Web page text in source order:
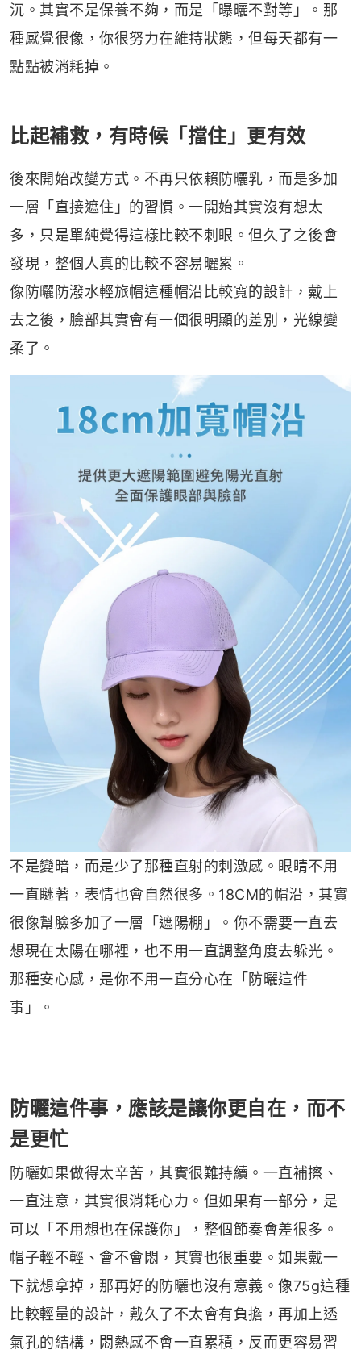
沉。其實不是保養不夠，而是「曝曬不對等」。那
種感覺很像，你很努力在維持狀態，但每天都有一
點點被消耗掉。
比起補救，有時候「擋住」更有效
後來開始改變方式。不再只依賴防曬乳，而是多加
一層「直接遮住」的習慣。一開始其實沒有想太
多，只是單純覺得這樣比較不刺眼。但久了之後會
發現，整個人真的比較不容易曬累。
像防曬防潑水輕旅帽這種帽沿比較寬的設計，戴上
去之後，臉部其實會有一個很明顯的差別，光線變
柔了。
不是變暗，而是少了那種直射的刺激感。眼睛不用
一直瞇著，表情也會自然很多。18CM的帽沿，其實
很像幫臉多加了一層「遮陽棚」。你不需要一直去
想現在太陽在哪裡，也不用一直調整角度去躲光。
那種安心感，是你不用一直分心在「防曬這件
事」。
防曬這件事，應該是讓你更自在，而不
是更忙
防曬如果做得太辛苦，其實很難持續。一直補擦、
一直注意，其實很消耗心力。但如果有一部分，是
可以「不用想也在保護你」，整個節奏會差很多。
帽子輕不輕、會不會悶，其實也很重要。如果戴一
下就想拿掉，那再好的防曬也沒有意義。像75g這種
比較輕量的設計，戴久了不太會有負擔，再加上透
氣孔的結構，悶熱感不會一直累積，反而更容易習